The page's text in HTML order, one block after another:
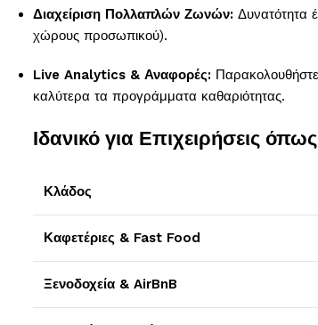
Διαχείριση Πολλαπλών Ζωνών: Δυνατότητα
χώρους προσωπικού).
Live Analytics & Αναφορές:
καλύτερα τα προγράμματα καθαριότητας.
Ιδανικό για Επιχειρήσεις
Κλάδος
Καφετέριες & Fast Food
Ξενοδοχεία & AirBnB